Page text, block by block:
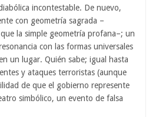
incontestable. De nuevo,
con geometría sagrada –
la simple geometría profana–; un
con las formas universales
un lugar. Quién sabe; igual hasta
y ataques terroristas (aunque
de que el gobierno represente
simbólico, un evento de falsa